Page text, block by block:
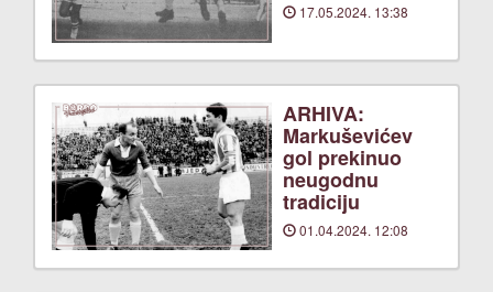
17.05.2024. 13:38
ARHIVA:
Markuševićev
gol prekinuo
neugodnu
tradiciju
01.04.2024. 12:08